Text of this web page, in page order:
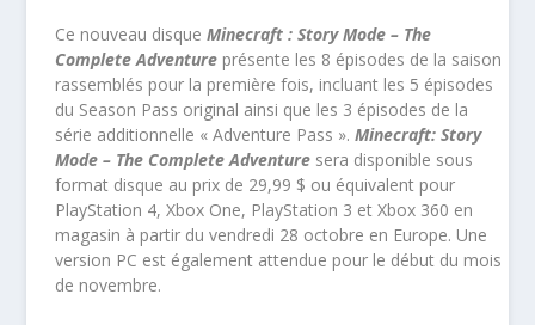
Ce nouveau disqueMinecraft : Story Mode – The
Complete Adventure présente les 8 épisodes de la saison
rassemblés pour la première fois, incluant les 5 épisodes
du Season Pass original ainsi que les 3 épisodes de la
série additionnelle « Adventure Pass ».Minecraft: Story
Mode – The Complete Adventure sera disponible sous
format disque au prix de 29,99 $ ou équivalent pour
PlayStation 4, Xbox One, PlayStation 3 et Xbox 360 en
magasin à partir du vendredi 28 octobre en Europe. Une
version PC est également attendue pour le début du mois
de novembre.